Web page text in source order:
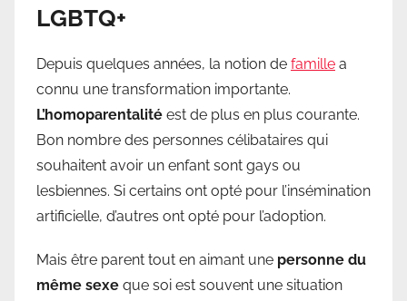
LGBTQ+
Depuis quelques années, la notion de famille a
connu une transformation importante.
L’homoparentalité est de plus en plus courante.
Bon nombre des personnes célibataires qui
souhaitent avoir un enfant sont gays ou
lesbiennes. Si certains ont opté pour l’insémination
artificielle, d’autres ont opté pour l’adoption.
Mais être parent tout en aimant une personne du
même sexe que soi est souvent une situation